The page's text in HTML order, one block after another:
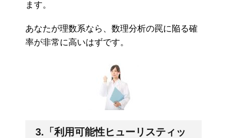
ます。
あなたが理数系なら、数理分析の罠に陥る確
率が非常に高いはずです。
3.「利用可能性ヒューリスティッ